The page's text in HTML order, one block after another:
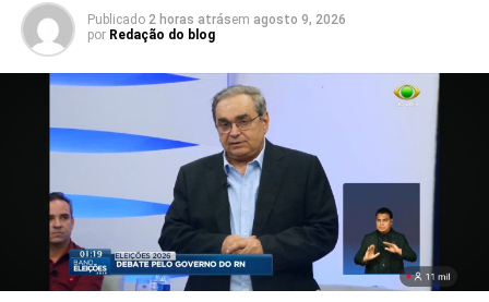
Publicado 2 horas atrásem agosto 9, 2026
por Redação do blog